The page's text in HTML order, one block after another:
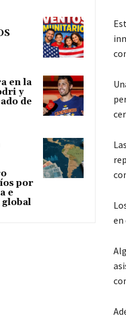
en la
y
de
por
e
en